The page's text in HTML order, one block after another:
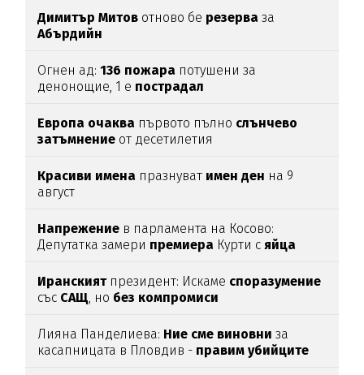
Димитър Митов отново бе резерва за
Абърдийн
Огнен ад:136 пожара потушени за
денонощие, 1 е пострадал
Европа очаква първото пълно слънчево
затъмнение от десетилетия
Красиви имена празнуват имен ден на 9
август
Напрежение в парламента на Косово:
Депутатка замери премиера Курти сяйца
Иранскиятпрезидент: Искаме споразумение
със САЩ, но без компромиси
Лияна Панделиева: Ние сме виновниза
касапницата в Пловдив - правим убийците